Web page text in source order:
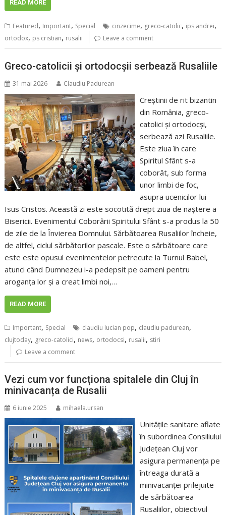
READ MORE
Featured, Important, Special cinzecime, greco-catolic, ips andrei,
ortodox, ps cristian, rusalii Leave a comment
Greco-catolicii și ortodocșii serbează Rusaliile
31 mai 2026 Claudiu Padurean
Creștinii de rit bizantin
din România, greco-
catolici și ortodocși,
serbează azi Rusaliile.
Este ziua în care
Spiritul Sfânt s-a
coborât, sub forma
unor limbi de foc,
asupra ucenicilor lui
Isus Cristos. Această zi este socotită drept ziua de naștere a
Bisericii. Evenimentul Coborârii Spiritului Sfânt s-a produs la 50
de zile de la Învierea Domnului. Sărbătoarea Rusaliilor încheie,
de altfel, ciclul sărbătorilor pascale. Este o sărbătoare care
este este opusul evenimentelor petrecute la Turnul Babel,
atunci când Dumnezeu i-a pedepsit pe oameni pentru
aroganța lor și a creat limbi noi,…
READ MORE
Important, Special claudiu lucian pop, claudiu padurean,
clujtoday, greco-catolici, news, ortodocsi, rusalii, stiri
Leave a comment
Vezi cum vor funcționa spitalele din Cluj în
minivacanța de Rusalii
6 iunie 2025 mihaela.ursan
Unitățile sanitare aflate
în subordinea Consiliului
Județean Cluj vor
asigura permanența pe
întreaga durată a
minivacanței prilejuite
de sărbătoarea
Rusaliilor, obiectivul